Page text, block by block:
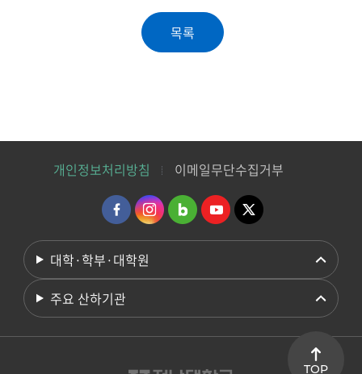
개인정보처리방침 이메일무단수집거부
대학·학부·대학원
주요 산하기관
TOP